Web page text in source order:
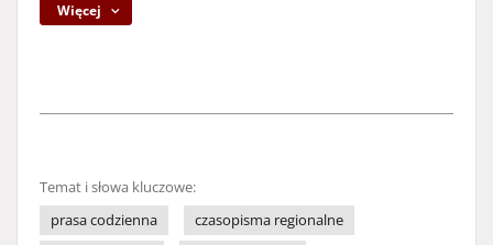
Więcej
Temat i słowa kluczowe:
prasa codzienna
czasopisma regionalne